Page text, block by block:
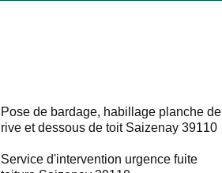
Pose de bardage, habillage planche de
rive et dessous de toit Saizenay 39110
Service d'intervention urgence fuite